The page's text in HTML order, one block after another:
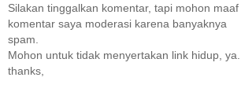
Silakan tinggalkan komentar, tapi mohon maaf
komentar saya moderasi karena banyaknya
spam.
Mohon untuk tidak menyertakan link hidup, ya...
thanks,